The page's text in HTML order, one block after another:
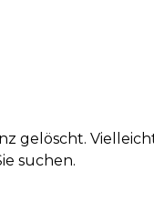
gelöscht.
suchen.